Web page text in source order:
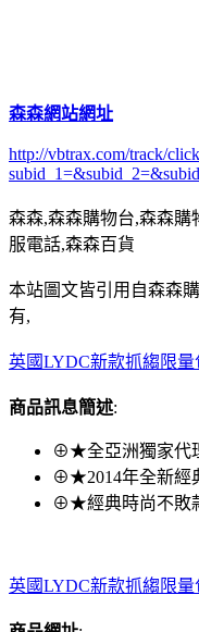
森森網站網址
http://vbtrax.com/track/
森森,森森購物台,森森購
服電話,森森百貨
本站圖文皆引用自森森
有,
英國LYDC新款抓縐限量
商品訊息簡述:
⊕★全亞洲獨家代
⊕★2014年全新經
⊕★經典時尚不敗
英國LYDC新款抓縐限量